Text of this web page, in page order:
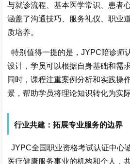
与就诊流程、基本医学常识、患者
涵盖了沟通技巧、服务礼仪、职业
质培养。
特别值得一提的是，JYPC陪诊师
设计，学员可以根据自身基础和需
同时，课程注重案例分析和实践操
景，帮助学员将理论知识转化为实
行业共建：拓展专业服务的边界
JYPC全国职业资格考试认证中心
医疗健康服务事业的机构和个人，